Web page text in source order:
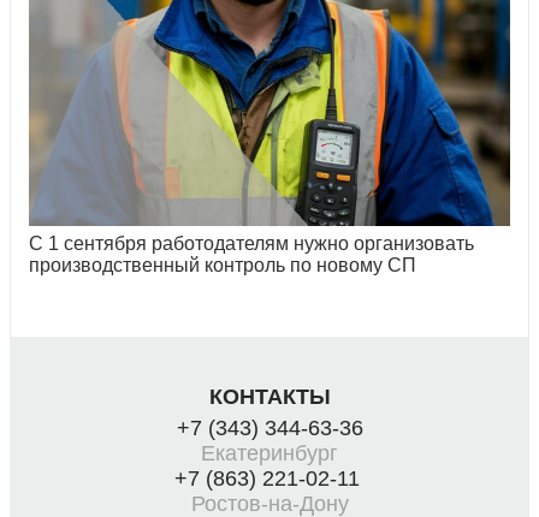
С 1 сентября работодателям нужно организовать
производственный контроль по новому СП
КОНТАКТЫ
+7 (343) 344-63-36
Екатеринбург
+7 (863) 221-02-11
Ростов-на-Дону